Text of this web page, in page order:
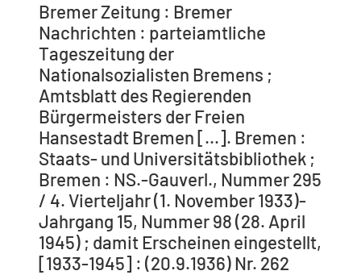
Bremer Zeitung : Bremer
Nachrichten : parteiamtliche
Tageszeitung der
Nationalsozialisten Bremens ;
Amtsblatt des Regierenden
Bürgermeisters der Freien
Hansestadt Bremen [...]. Bremen :
Staats- und Universitätsbibliothek ;
Bremen : NS.-Gauverl., Nummer 295
/ 4. Vierteljahr (1. November 1933)-
Jahrgang 15, Nummer 98 (28. April
1945) ; damit Erscheinen eingestellt,
[1933-1945] : (20.9.1936) Nr. 262